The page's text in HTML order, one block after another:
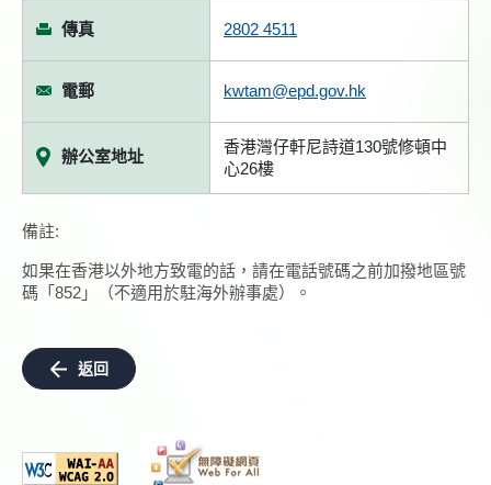
傳真 2802 4511
電郵 kwtam@epd.gov.hk
辦公室地址
香港灣仔軒尼詩道130號修頓中
心26樓
備註:
如果在香港以外地方致電的話，請在電話號碼之前加撥地區號
碼「852」（不適用於駐海外辦事處）。
返回